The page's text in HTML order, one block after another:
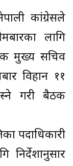
कांग्रेसले
लागि
मुख्य सचिव
विहान ११
गरी बैठक
पदाधिकारी
निर्देशानुसार